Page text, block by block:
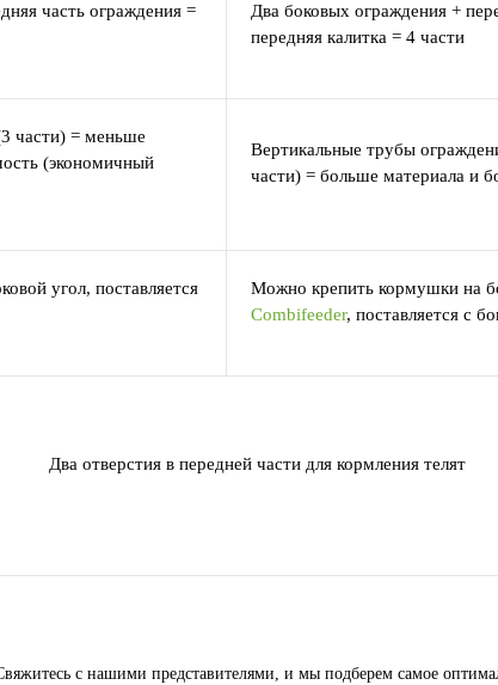
часть ограждения =
Два боковых ограждения +
передняя калитка = 4 части
части) = меньше
(экономичный
Вертикальные трубы
части) = больше материала и
угол, поставляется
Можно крепить кормушки на
Combifeeder, поставляется с
Два отверстия в передней части для кормления телят
с нашими представителями, и мы подберем самое